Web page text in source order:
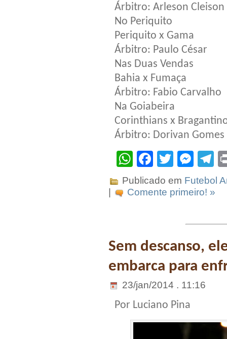
Árbitro: Arleson Cleison
No Periquito
Periquito x Gama
Árbitro: Paulo César
Nas Duas Vendas
Bahia x Fumaça
Árbitro: Fabio Carvalho
Na Goiabeira
Corinthians x
Árbitro: Dorivan Gomes
WhatsApp
Facebook
Twitter
Publicado em Futebol
Comente primeiro! »
Sem descanso,
embarca para
23/jan/2014 . 11:16
Por Luciano Pina